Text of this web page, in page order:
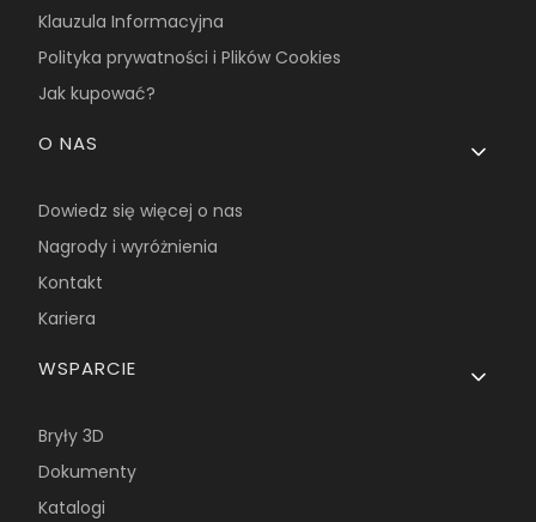
Klauzula Informacyjna
Polityka prywatności i Plików Cookies
Jak kupować?
O NAS
Dowiedz się więcej o nas
Nagrody i wyróżnienia
Kontakt
Kariera
WSPARCIE
Bryły 3D
Dokumenty
Katalogi